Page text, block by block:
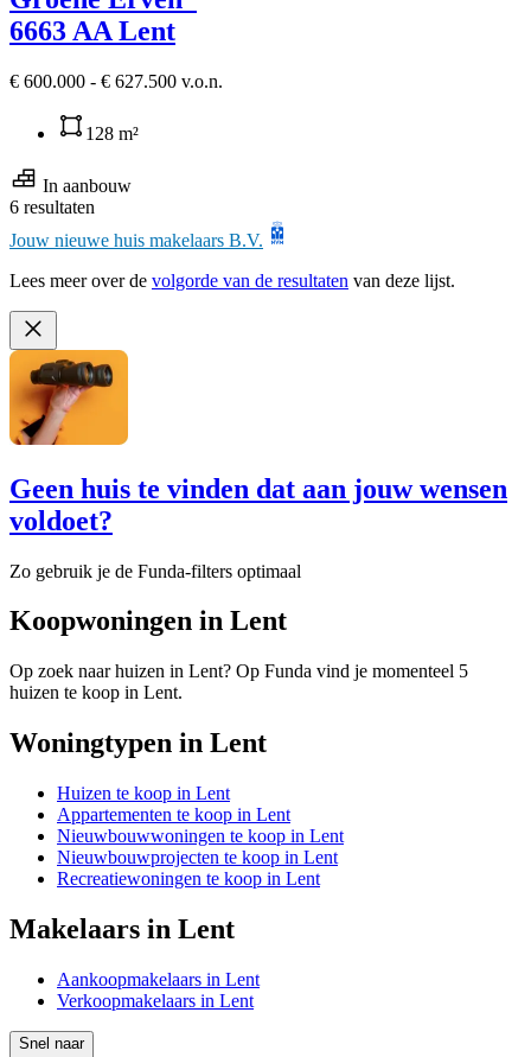
6663 AA Lent
€ 600.000 - € 627.500 v.o.n.
128 m²
In aanbouw
6 resultaten
Jouw nieuwe huis makelaars B.V.
Lees meer over de volgorde van de resultaten van deze lijst.
Geen huis te vinden dat aan jouw wensen
voldoet?
Zo gebruik je de Funda-filters optimaal
Koopwoningen in Lent
Op zoek naar huizen in Lent? Op Funda vind je momenteel 5
huizen te koop in Lent.
Woningtypen in Lent
Huizen te koop in Lent
Appartementen te koop in Lent
Nieuwbouwwoningen te koop in Lent
Nieuwbouwprojecten te koop in Lent
Recreatiewoningen te koop in Lent
Makelaars in Lent
Aankoopmakelaars in Lent
Verkoopmakelaars in Lent
Snel naar